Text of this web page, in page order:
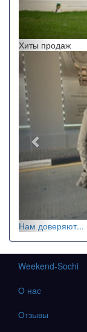
Хиты продаж
Назад
Нам доверяют...
Weekend-Sochi
О нас
Отзывы